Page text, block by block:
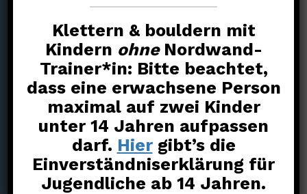
Freunde
Klettern & bouldern mit
Kindern ohne Nordwand-
Trainer*in: Bitte beachtet,
dass eine erwachsene Person
maximal auf zwei Kinder
unter 14 Jahren aufpassen
darf. Hiergibt’s die
Einverständniserklärung für
Jugendliche ab 14 Jahren.